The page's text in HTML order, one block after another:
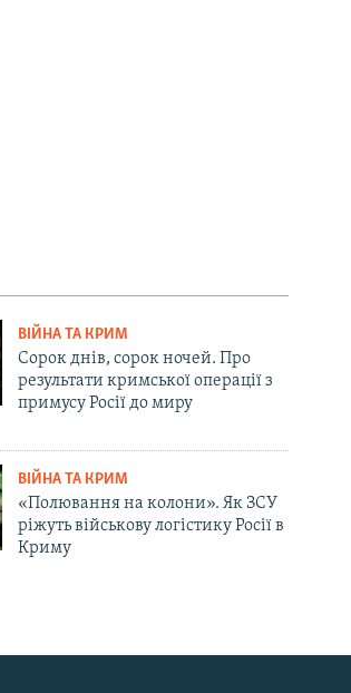
ВІЙНА ТА КРИМ
Сорок днів, сорок ночей. Про
результати кримської операції з
примусу Росії до миру
ВІЙНА ТА КРИМ
«Полювання на колони». Як ЗСУ
ріжуть військову логістику Росії в
Криму